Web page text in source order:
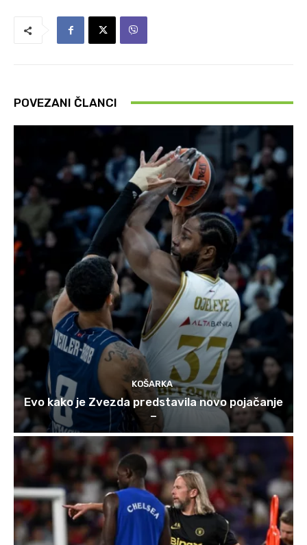
POVEZANI ČLANCI
KOŠARKA
Evo kako je Zvezda predstavila novo pojačanje
–